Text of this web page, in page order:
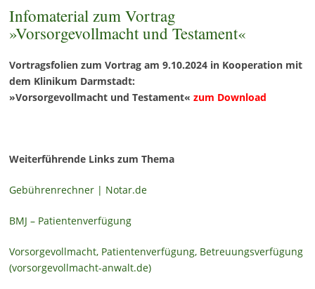
Infomaterial zum Vortrag
»Vorsorgevollmacht und Testament«
Vortragsfolien zum Vortrag am 9.10.2024 in Kooperation mit
dem Klinikum Darmstadt:
»Vorsorgevollmacht und Testament« zum Download
Weiterführende Links zum Thema
Gebührenrechner | Notar.de
BMJ – Patientenverfügung
Vorsorgevollmacht, Patientenverfügung, Betreuungsverfügung
(vorsorgevollmacht-anwalt.de)